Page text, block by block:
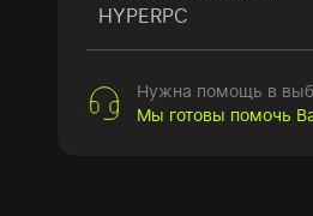
HYPERPC
Нужна помощь в
Мы готовы помочь